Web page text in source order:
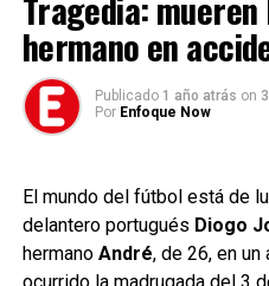
la pantalla táctil.
03. Preguntas claves
Antes de pasar a los
-¿Qué mantenimiento tuvo el
-¿Cuándo se los hicieron?
Esta competencia
del automóvil de ultra lujo
Tags:
Hypercars #Superdeportivos
#Fórmula1 #Innovación
hermano en
Publicado 1 año atrás on
Por Enfoque Now
El mundo del fútbol está de
delantero portugués Diogo
hermano André, de 26, en